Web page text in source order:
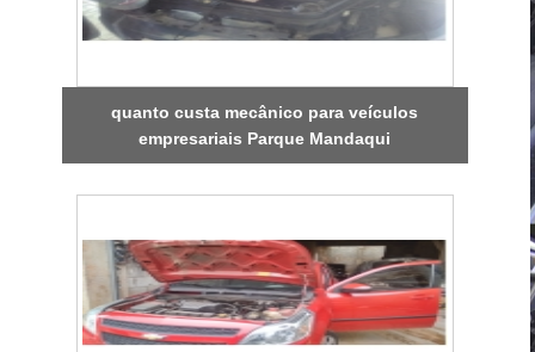
quanto custa mecânico para veículos
empresariais Parque Mandaqui